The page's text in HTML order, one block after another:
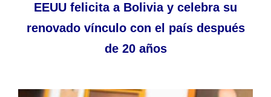
EEUU felicita a Bolivia y celebra su
renovado vínculo con el país después
de 20 años